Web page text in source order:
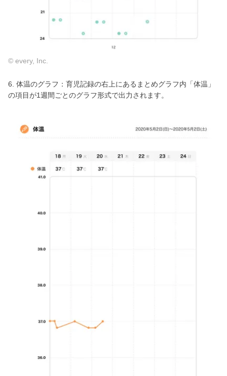
© every, Inc.
6. 体温のグラフ：育児記録の右上にあるまとめグラフ内「体温」
の項目が1週間ごとのグラフ形式で出力されます。